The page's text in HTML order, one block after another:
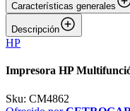
Características generales
Descripción
HP
Impresora HP
Sku: CM4862